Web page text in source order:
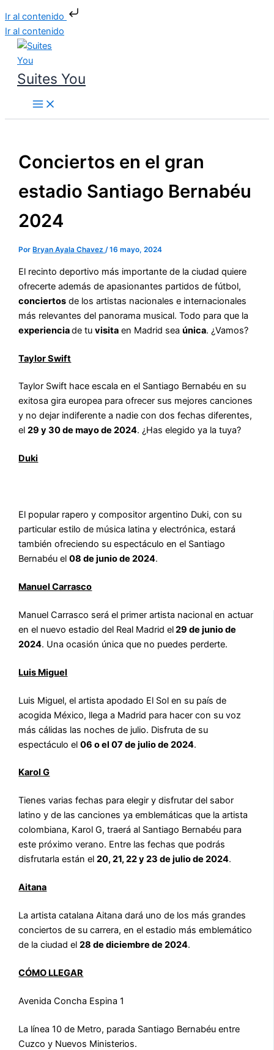
Ir al contenido
Ir al contenido
Suites You
Conciertos en el gran
estadio Santiago Bernabéu
2024
Por Bryan Ayala Chavez/16 mayo, 2024
El recinto deportivo más importante de la ciudad quiere
ofrecerte además de apasionantes partidos de fútbol,
conciertos de los artistas nacionales e internacionales
más relevantes del panorama musical. Todo para que la
experienciade tuvisita en Madrid seaúnica. ¿Vamos?
Taylor Swift
Taylor Swift hace escala en el Santiago Bernabéu en su
exitosa gira europea para ofrecer sus mejores canciones
y no dejar indiferente a nadie con dos fechas diferentes,
el29 y 30 de mayo de 2024. ¿Has elegido ya la tuya?
Duki
El popular rapero y compositor argentino Duki, con su
particular estilo de música latina y electrónica, estará
también ofreciendo su espectáculo en el Santiago
Bernabéu el08 de junio de 2024.
Manuel Carrasco
Manuel Carrasco será el primer artista nacional en actuar
en el nuevo estadio del Real Madrid el29 de junio de
2024. Una ocasión única que no puedes perderte.
Luis Miguel
Luis Miguel, el artista apodado El Sol en su país de
acogida México, llega a Madrid para hacer con su voz
más cálidas las noches de julio. Disfruta de su
espectáculo el06 o el 07 de julio de 2024.
Karol G
Tienes varias fechas para elegir y disfrutar del sabor
latino y de las canciones ya emblemáticas que la artista
colombiana, Karol G, traerá al Santiago Bernabéu para
este próximo verano. Entre las fechas que podrás
disfrutarla están el20, 21, 22 y 23 de julio de 2024.
Aitana
La artista catalana Aitana dará uno de los más grandes
conciertos de su carrera, en el estadio más emblemático
de la ciudad el28 de diciembre de 2024.
CÓMO LLEGAR
Avenida Concha Espina 1
La línea 10 de Metro, parada Santiago Bernabéu entre
Cuzco y Nuevos Ministerios.